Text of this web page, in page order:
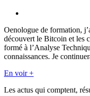
Oenologue de formation,
découvert le Bitcoin et les
formé à l’Analyse
connaissances. Je
En voir +
Les actus qui comptent,